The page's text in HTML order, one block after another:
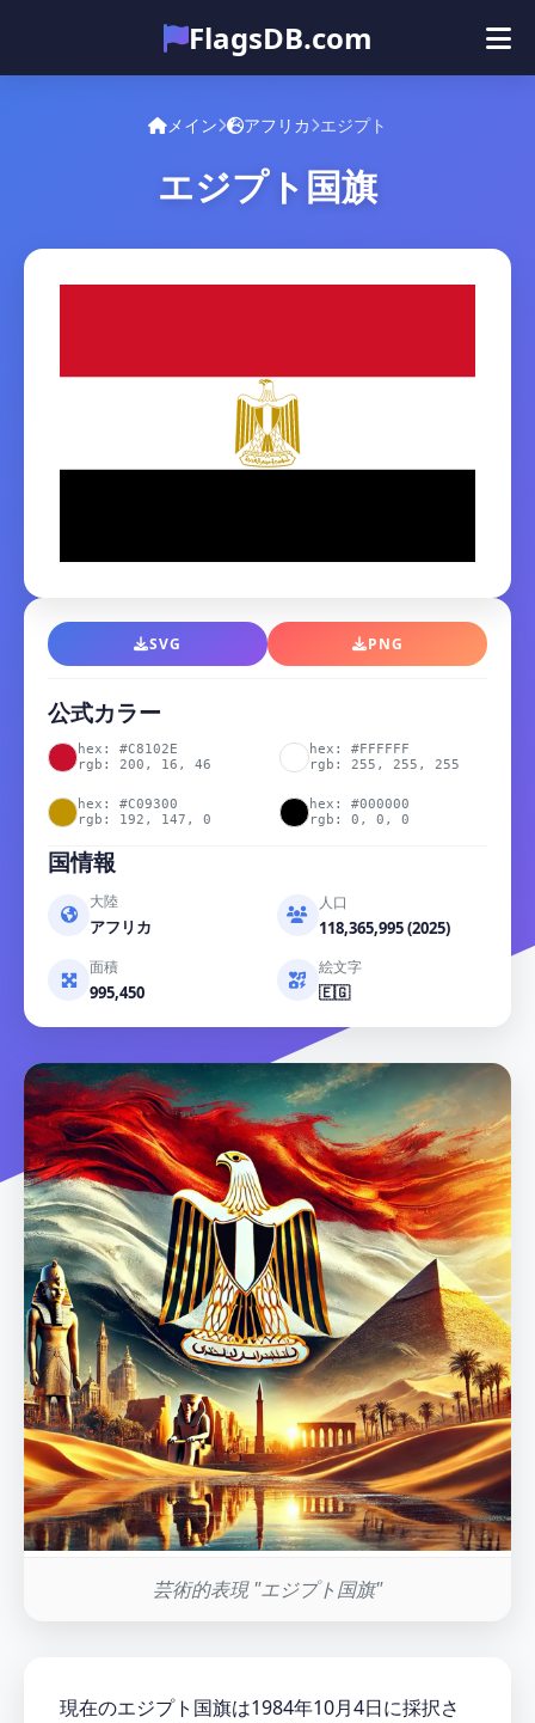
FlagsDB.com
メイン
クイズ
メイン アフリカ エジプト
エジプト国旗
SVG PNG
公式カラー
hex: #C8102E
rgb: 200, 16, 46
hex: #FFFFFF
rgb: 255, 255, 255
hex: #C09300
rgb: 192, 147, 0
hex: #000000
rgb: 0, 0, 0
国情報
大陸
アフリカ
人口
118,365,995 (2025)
面積
995,450
絵文字
🇪🇬
芸術的表現 "エジプト国旗"
現在のエジプト国旗は1984年10月4日に採択さ